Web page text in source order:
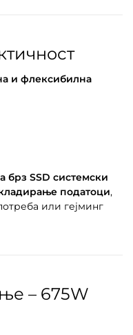
и флексибилна
брз SSD системски
податоци,
или гејминг
– 675W